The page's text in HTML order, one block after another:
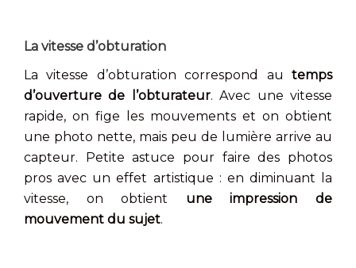
La vitesse d’obturation
La vitesse d’obturation correspond au temps
d’ouverture de l’obturateur. Avec une vitesse
rapide, on fige les mouvements et on obtient
une photo nette, mais peu de lumière arrive au
capteur. Petite astuce pour faire des photos
pros avec un effet artistique : en diminuant la
vitesse, on obtient une impression de
mouvement du sujet.